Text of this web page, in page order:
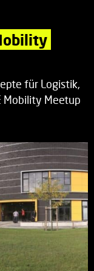
für Logistik,
Mobility Meetup